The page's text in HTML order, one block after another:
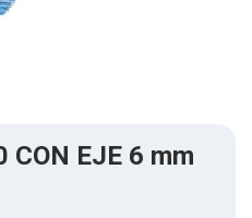
CON EJE 6 mm